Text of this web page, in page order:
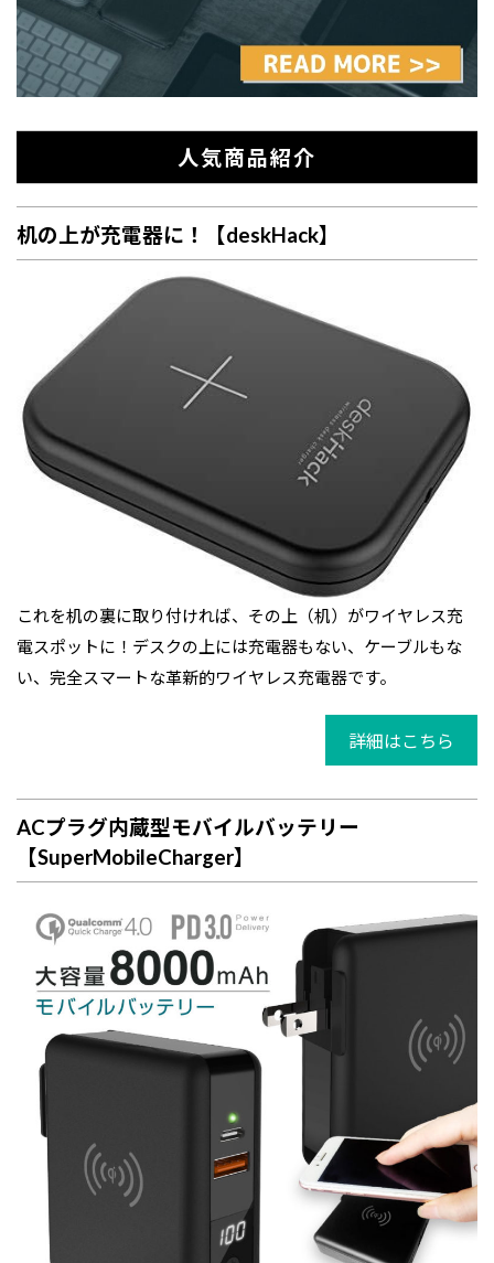
人気商品紹介
机の上が充電器に！【deskHack】
これを机の裏に取り付ければ、その上（机）がワイヤレス充
電スポットに！デスクの上には充電器もない、ケーブルもな
い、完全スマートな革新的ワイヤレス充電器です。
詳細はこちら
ACプラグ内蔵型モバイルバッテリー
【SuperMobileCharger】